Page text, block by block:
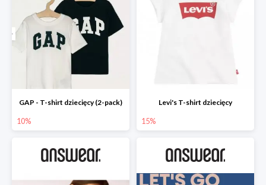
GAP - T-shirt dziecięcy (2-pack)
10%
Levi's T-shirt dziecięcy
15%